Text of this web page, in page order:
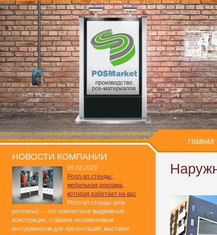
ГЛАВНАЯ
НОВОСТИ КОМПАНИИ
09.02.2026
Ролл-ап стенды:
мобильная реклама,
которая работает на вас
Ролл-ап стенды (или
роллапы) — это компактные выдвижные
конструкции, ставшие незаменимым
инструментом для презентаций, выставок